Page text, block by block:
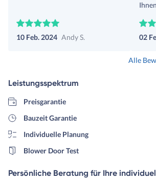
10 Feb. 2024 Andy S. 02
Alle
Leistungsspektrum
Preisgarantie
Bauzeit Garantie
Individuelle Planung
Blower Door Test
Persönliche Beratung für Ihre